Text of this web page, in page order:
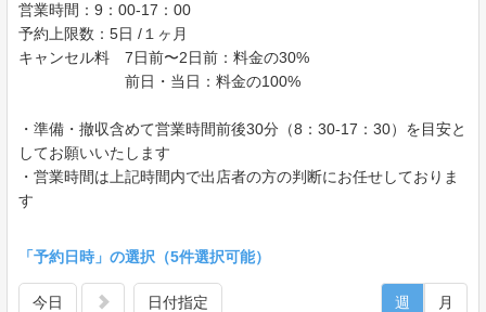
営業時間：9：00-17：00
予約上限数：5日 /１ヶ月
キャンセル料 7日前〜2日前：料金の30%
前日・当日：料金の100%
・準備・撤収含めて営業時間前後30分（8：30-17：30）を目安と
してお願いいたします
・営業時間は上記時間内で出店者の方の判断にお任せしておりま
す
「予約日時」の選択（5件選択可能）
今日 日付指定 週 月
00:00
01:00
04:00